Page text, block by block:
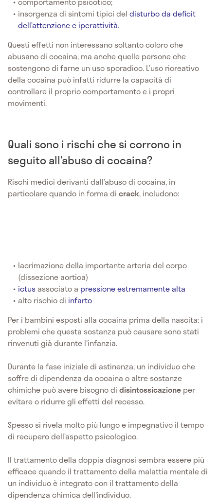
insorgenza di sintomi tipici deldisturbo da deficit
dell’attenzione e iperattività.
Questi effetti non interessano soltanto coloro che
abusano di cocaina, ma anche quelle persone che
sostengono di farne un uso sporadico. L’uso ricreativo
della cocaina può infatti ridurre la capacità di
controllare il proprio comportamento e i propri
movimenti.
Quali sono i rischi che si corrono in
seguito all’abuso di cocaina?
Rischi medici derivanti dall’abuso di cocaina, in
particolare quando in forma di crack, includono:
lacrimazione della importante arteria del corpo
(dissezione aortica)
ictus associato a pressione estremamente alta
alto rischio di infarto
Per i bambini esposti alla cocaina prima della nascita: i
problemi che questa sostanza può causare sono stati
rinvenuti già durante l'infanzia.
Durante la fase iniziale di astinenza, un individuo che
soffre di dipendenza da cocaina o altre sostanze
chimiche può avere bisogno di disintossicazione per
evitare o ridurre gli effetti del recesso.
Spesso si rivela molto più lungo e impegnativo il tempo
di recupero dell’aspetto psicologico.
Il trattamento della doppia diagnosi sembra essere più
efficace quando il trattamento della malattia mentale di
un individuo è integrato con il trattamento della
dipendenza chimica dell'individuo.